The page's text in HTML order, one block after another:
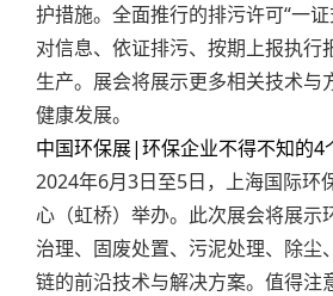
护措施。全面推行的排污许可“一
对信息、依证排污、按期上报执行
生产。展会将展示更多相关技术与
健康发展。
中国环保展|环保企业不得不知的4
2024年6月3日至5日，上海国际环
心（虹桥）举办。此次展会将展示
治理、固废处置、污泥处理、除尘
链的前沿技术与解决方案。值得注